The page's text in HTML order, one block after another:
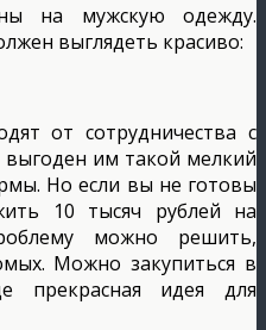
на мужскую одежду.
выглядеть красиво:
от сотрудничества с
им такой мелкий
Но если вы не готовы
10 тысяч рублей на
можно решить,
Можно закупиться в
прекрасная идея для